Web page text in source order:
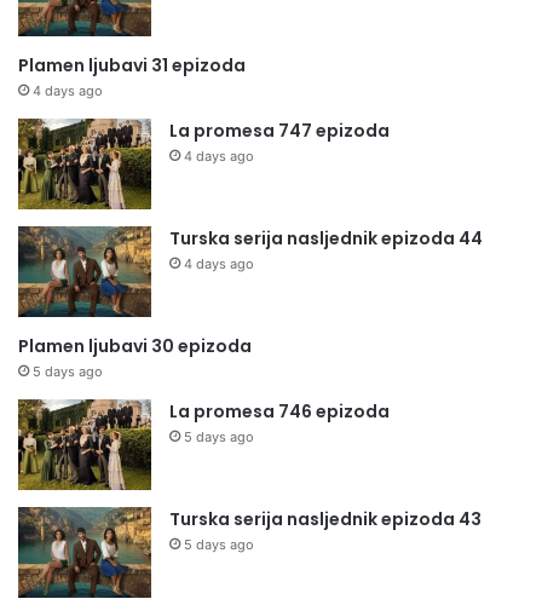
Plamen ljubavi 31 epizoda
4 days ago
La promesa 747 epizoda
4 days ago
Turska serija nasljednik epizoda 44
4 days ago
Plamen ljubavi 30 epizoda
5 days ago
La promesa 746 epizoda
5 days ago
Turska serija nasljednik epizoda 43
5 days ago